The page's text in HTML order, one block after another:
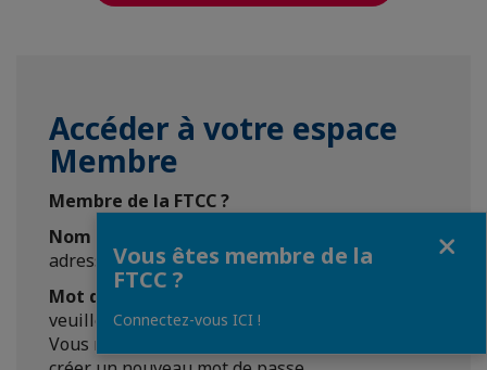
Accéder à votre espace
Membre
Membre de la FTCC ?
Nom d'utilisateur
adresse e-mail professionnelle.
Mot de passe
veuillez cliquer sur "Mot de passe oublié" -
Vous recevrez un e-mail contenant un lien pour
Vous êtes membre de la
FTCC ?
Connectez-vous ICI !